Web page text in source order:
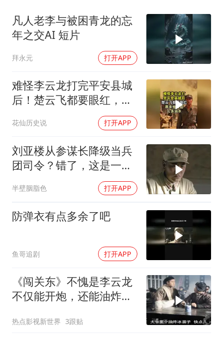
首次证实！“胶球”存在
东方甄选被判赔偿江小白30万元
奋进开新局 实干挑大梁
凡人老李与被困青龙的忘
年之交AI 短片
拜永元 打开APP
难怪李云龙打完平安县城
后！楚云飞都要眼红，原
花仙历史说 打开APP
刘亚楼从参谋长降级当兵
团司令？错了，这是一次
半壁胭脂色 打开APP
防弹衣有点多余了吧
鱼哥追剧 打开APP
《闯关东》不愧是李云龙
不仅能开炮，还能油炸冰
热点影视新世界 3跟贴